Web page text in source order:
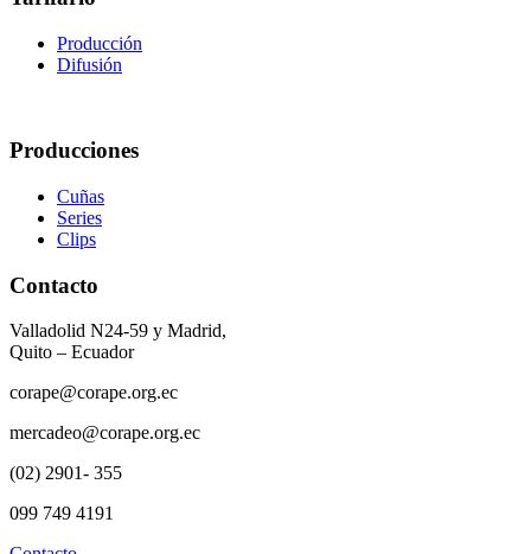
Producción
Difusión
Producciones
Cuñas
Series
Clips
Contacto
Valladolid N24-59 y Madrid,
Quito – Ecuador
corape@corape.org.ec
mercadeo@corape.org.ec
(02) 2901- 355
099 749 4191